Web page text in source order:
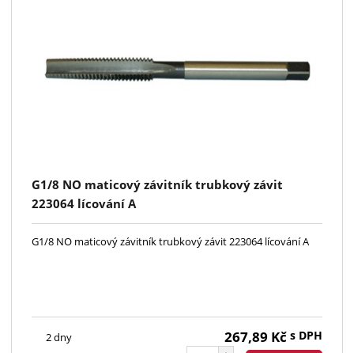
G1/8 NO maticový závitník trubkový závit
223064 lícování A
G1/8 NO maticový závitník trubkový závit 223064 lícování A
2 dny 267,89 Kč s DPH